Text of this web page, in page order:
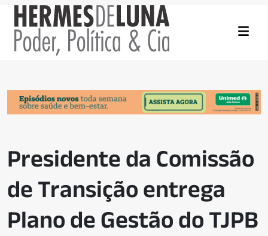
Presidente da Comissão
de Transição entrega
Plano de Gestão do TJPB